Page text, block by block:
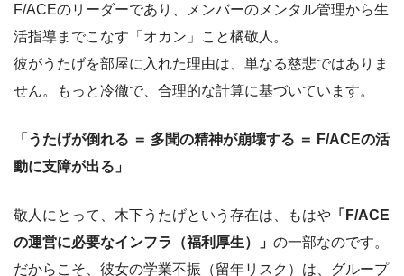
F/ACEのリーダーであり、メンバーのメンタル管理から生
活指導までこなす「オカン」こと橘敬人。
彼がうたげを部屋に入れた理由は、単なる慈悲ではありま
せん。もっと冷徹で、合理的な計算に基づいています。
「うたげが倒れる ＝ 多聞の精神が崩壊する ＝ F/ACEの活
動に支障が出る」
敬人にとって、木下うたげという存在は、もはや 「F/ACE
の運営に必要なインフラ（福利厚生）」 の一部なのです。
だからこそ、彼女の学業不振（留年リスク）は、グループ